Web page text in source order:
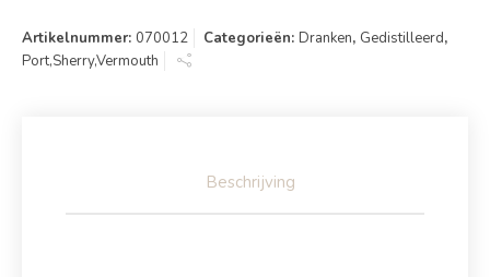
Artikelnummer: 070012 Categorieën: Dranken, Gedistilleerd,
Port,Sherry,Vermouth
Beschrijving